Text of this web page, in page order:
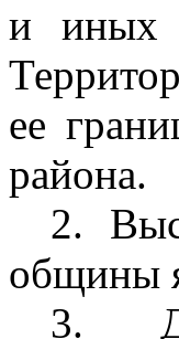
и иных
ее
района.
2.
общины
3.